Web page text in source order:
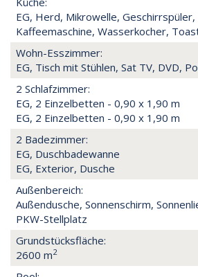
EG, Herd, Mikrowelle, Geschirrspüler,
Kaffeemaschine, Wasserkocher,
Wohn-Esszimmer:
EG, Tisch mit Stühlen, Sat TV, DVD,
2 Schlafzimmer:
EG, 2 Einzelbetten - 0,90 x 1,90 m
EG, 2 Einzelbetten - 0,90 x 1,90 m
2 Badezimmer:
EG, Duschbadewanne
EG, Exterior, Dusche
Außenbereich:
Außendusche, Sonnenschirm,
PKW-Stellplatz
Grundstücksfläche:
2600 m2